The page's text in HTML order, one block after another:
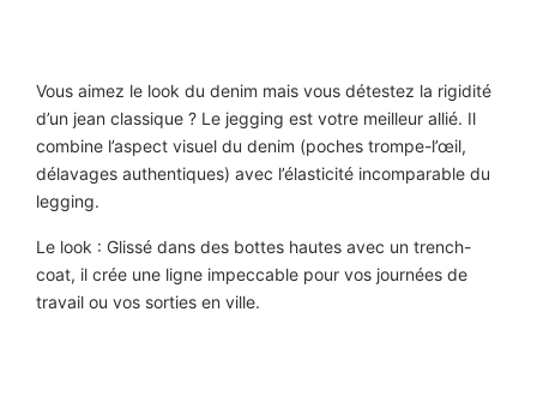
Vous aimez le look du denim mais vous détestez la rigidité
d’un jean classique ? Le jegging est votre meilleur allié. Il
combine l’aspect visuel du denim (poches trompe-l’œil,
délavages authentiques) avec l’élasticité incomparable du
legging.
Le look : Glissé dans des bottes hautes avec un trench-
coat, il crée une ligne impeccable pour vos journées de
travail ou vos sorties en ville.